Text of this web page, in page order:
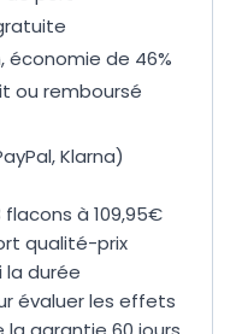
économie de 46%
ou remboursé
Klarna)
flacons à 109,95€
qualité-prix
la durée
évaluer les effets